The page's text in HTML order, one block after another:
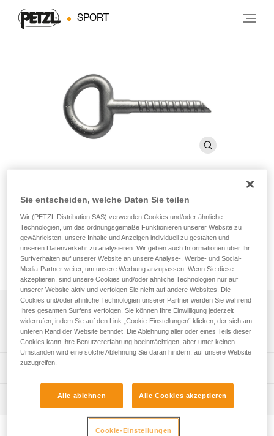
SPORT
BAT’INOX
Verbundanker 14 mm (10er Pack)
Besonders für weichen Fels geeignet.
Leistungsverzeichnis
Der Stift ist mit Rillen versehen, um eine formschlüssige
Verbindung mit dem Verbundmörtel zu gewährleisten.
Technische Spezifikationen
Material: geschmiedeter Edelstahl
Zertifizierung(en): EN 959, UIAA
Zugrundeliegende Spezifikationen
Technische Informationen
Das PDF herunterladen technical-notice-BAT-INOX-2
Konformitätserklärung
Das PDF herunterladen Declaration of conformity-
Sie entscheiden, welche Daten Sie teilen
Wir (PETZL Distribution SAS) verwenden Cookies und/oder ähnliche
Technologien, um das ordnungsgemäße Funktionieren unserer Website zu
gewährleisten, unsere Inhalte und Anzeigen individuell zu gestalten und
unseren Datenverkehr zu analysieren. Wir geben auch Informationen über Ihr
Surfverhalten auf unserer Website an unsere Analyse-, Werbe- und Social-
Media-Partner weiter, um unsere Werbung anzupassen. Wenn Sie diese
akzeptieren, sind unsere Cookies und/oder ähnliche Technologien nur auf
unserer Website aktiv und verfolgen Sie nicht auf andere Websites. Die
Cookies und/oder ähnliche Technologien unserer Partner werden Sie während
Ihres gesamten Surfens verfolgen. Sie können Ihre Einwilligung jederzeit
widerrufen, indem Sie auf den Link „Cookie-Einstellungen“ klicken, der sich am
unteren Rand der Website befindet. Die Ablehnung aller oder eines Teils dieser
Cookies kann Ihre Benutzererfahrung beeinträchtigen, aber unter keinen
Umständen wird eine solche Ablehnung Sie daran hindern, auf unsere Website
zuzugreifen.
Alle ablehnen Alle Cookies akzeptieren
Cookie-Einstellungen